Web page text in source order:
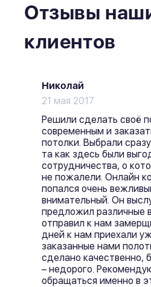
Отзывы
клиентов
Николай
21 мая 2017
Решили сделать своё
современным и
потолки. Выбрали
та как здесь были
сотрудничества, о
не пожалели. Онлайн
попался очень
внимательный. Он
предложил различные
отправил к нам
дней к нам приехали
заказанные нами
сделано качественно,
– недорого.
обращаться именно в